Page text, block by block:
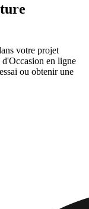
votre projet
d'Occasion en ligne
ou obtenir une